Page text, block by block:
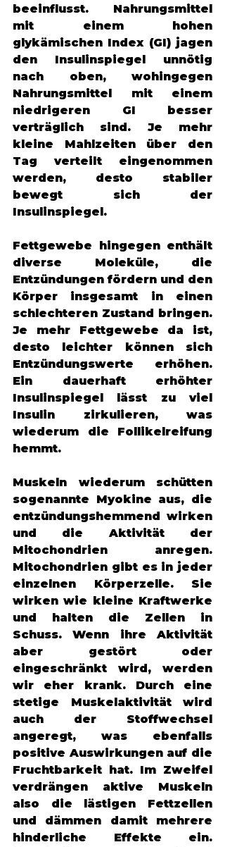
beeinflusst. Nahrungsmittel
mit einem hohen
glykämischen Index (GI) jagen
den Insulinspiegel unnötig
nach oben, wohingegen
Nahrungsmittel mit einem
niedrigeren GI besser
verträglich sind. Je mehr
kleine Mahlzeiten über den
Tag verteilt eingenommen
werden, desto stabiler
bewegt sich der
Insulinspiegel.
Fettgewebe hingegen enthält
diverse Moleküle, die
Entzündungen fördern und den
Körper insgesamt in einen
schlechteren Zustand bringen.
Je mehr Fettgewebe da ist,
desto leichter können sich
Entzündungswerte erhöhen.
Ein dauerhaft erhöhter
Insulinspiegel lässt zu viel
Insulin zirkulieren, was
wiederum die Follikelreifung
hemmt.
Muskeln wiederum schütten
sogenannte Myokine aus, die
entzündungshemmend wirken
und die Aktivität der
Mitochondrien anregen.
Mitochondrien gibt es in jeder
einzelnen Körperzelle. Sie
wirken wie kleine Kraftwerke
und halten die Zellen in
Schuss. Wenn ihre Aktivität
aber gestört oder
eingeschränkt wird, werden
wir eher krank. Durch eine
stetige Muskelaktivität wird
auch der Stoffwechsel
angeregt, was ebenfalls
positive Auswirkungen auf die
Fruchtbarkeit hat. Im Zweifel
verdrängen aktive Muskeln
also die lästigen Fettzellen
und dämmen damit mehrere
hinderliche Effekte ein.